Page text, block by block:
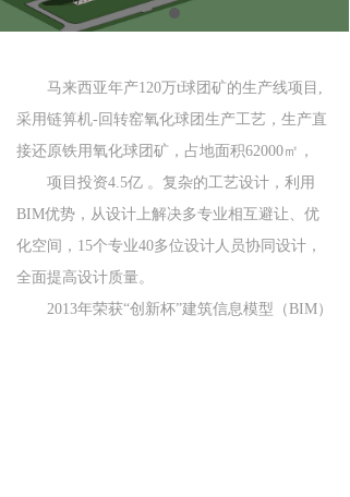
马来西亚年产120万t球团矿的生产线项目,
采用链箅机-回转窑氧化球团生产工艺，生产直
接还原铁用氧化球团矿，占地面积62000㎡，
项目投资4.5亿 。复杂的工艺设计，利用
BIM优势，从设计上解决多专业相互避让、优
化空间，15个专业40多位设计人员协同设计，
全面提高设计质量。
2013年荣获“创新杯”建筑信息模型（BIM）